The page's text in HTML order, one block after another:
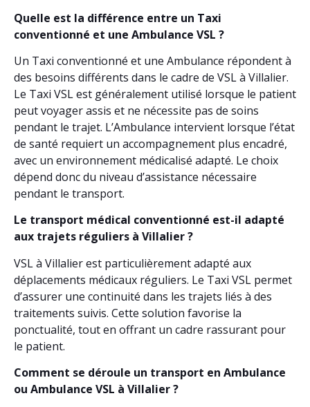
Quelle est la différence entre un Taxi
conventionné et une Ambulance VSL ?
Un Taxi conventionné et une Ambulance répondent à
des besoins différents dans le cadre de VSL à Villalier.
Le Taxi VSL est généralement utilisé lorsque le patient
peut voyager assis et ne nécessite pas de soins
pendant le trajet. L’Ambulance intervient lorsque l’état
de santé requiert un accompagnement plus encadré,
avec un environnement médicalisé adapté. Le choix
dépend donc du niveau d’assistance nécessaire
pendant le transport.
Le transport médical conventionné est-il adapté
aux trajets réguliers à Villalier ?
VSL à Villalier est particulièrement adapté aux
déplacements médicaux réguliers. Le Taxi VSL permet
d’assurer une continuité dans les trajets liés à des
traitements suivis. Cette solution favorise la
ponctualité, tout en offrant un cadre rassurant pour
le patient.
Comment se déroule un transport en Ambulance
ou Ambulance VSL à Villalier ?